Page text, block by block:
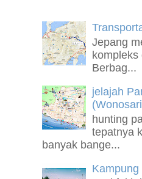
Jepang
kompleks
Berbag...
jelajah
hunting
tepatnya
banyak bange...